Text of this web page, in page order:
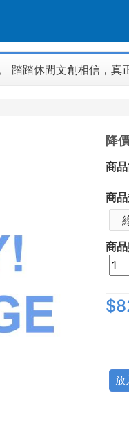
踏踏休閒文創相信，
降
商
商
商
放